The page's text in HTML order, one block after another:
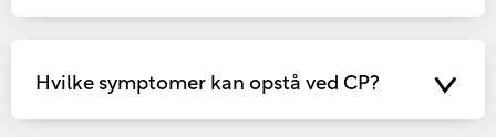
Hvilke symptomer kan opstå ved CP?